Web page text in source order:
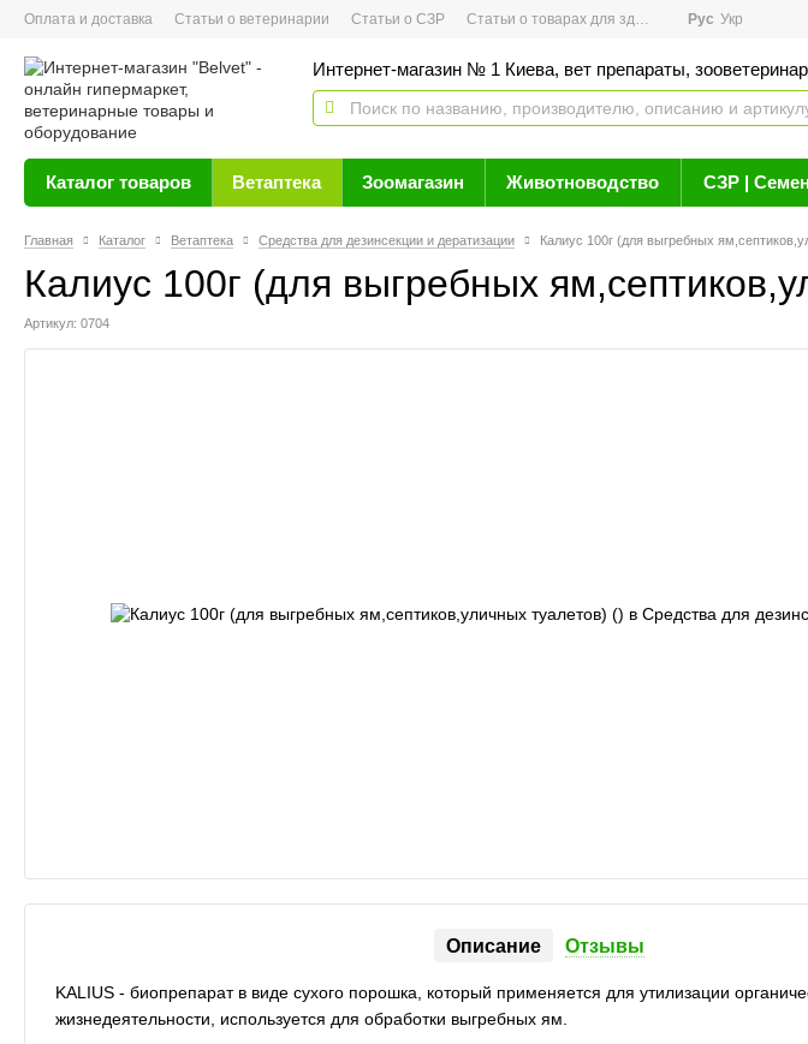
Оплата и доставка Статьи о ветеринарии Статьи о СЗР Статьи о товарах для здоровья Новости
Рус Укр
Интернет-магазин № 1 Киева, вет препараты,
Каталог товаров Ветаптека Зоомагазин Животноводство СЗР |
Главная Каталог Ветаптека Средства для дезинсекции и дератизации Калиус 100г (для выгребных
Калиус 100г (для выгребных
Артикул: 0704
Описание Отзывы
KALIUS - биопрепарат в виде сухого порошка, который применяется для утилизации
жизнедеятельности, используется для обработки выгребных ям.